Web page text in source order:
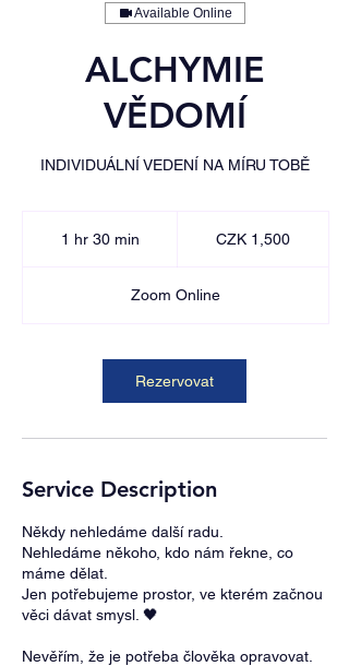
Available Online
ALCHYMIE
VĚDOMÍ
INDIVIDUÁLNÍ VEDENÍ NA MÍRU TOBĚ
1 hr 30 min
0
n
korunasCZK 1,500
Zoom Online
Rezervovat
Service Description
Někdy nehledáme další radu.
Nehledáme někoho, kdo nám řekne, co
máme dělat.
Jen potřebujeme prostor, ve kterém začnou
věci dávat smysl. 🖤
Nevěřím, že je potřeba člověka opravovat.